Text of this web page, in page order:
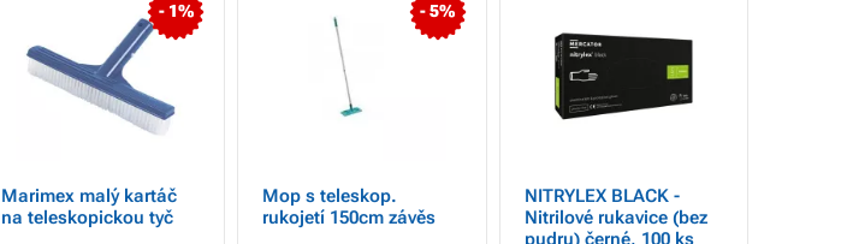
- 1%
Marimex malý kartáč
na teleskopickou tyč
- 5%
Mop s teleskop.
rukojetí 150cm závěs
NITRYLEX BLACK -
Nitrilové rukavice (bez
pudru) černé, 100 ks